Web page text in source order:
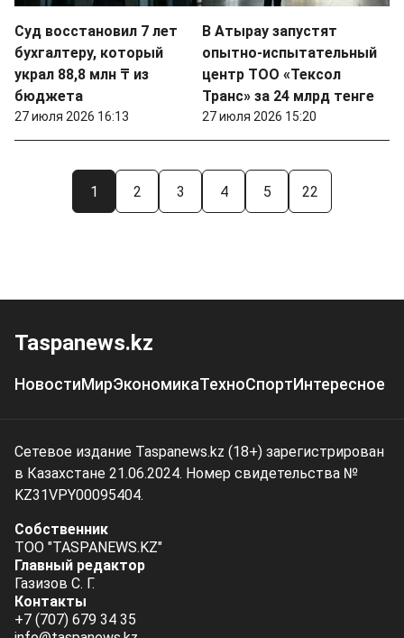
Суд восстановил 7 лет
бухгалтеру, который
украл 88,8 млн ₸ из
бюджета
27 июля 2026 16:13
В Атырау запустят
опытно-испытательный
центр ТОО «Тексол
Транс» за 24 млрд тенге
27 июля 2026 15:20
1 2 3 4 5 22
Taspanews.kz
НовостиМирЭкономикаТехноСпортИнтересное
Сетевое издание Taspanews.kz (18+) зарегистрирован
в Казахстане 21.06.2024. Номер свидетельства №
KZ31VPY00095404.
Собственник
ТОО "TASPANEWS.KZ"
Главный редактор
Газизов С. Г.
Контакты
+7 (707) 679 34 35